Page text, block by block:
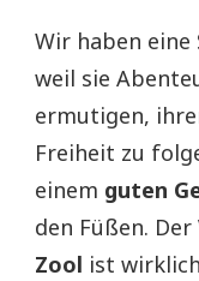
Wir haben eine
weil sie
ermutigen,
Freiheit zu
einem guten
den Füßen. Der
Zool ist